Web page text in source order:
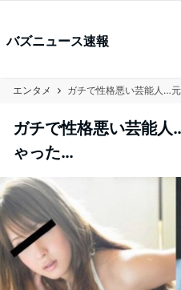
バズニュース速報
エンタメ ガチで性格悪い芸能人…
ガチで性格悪い芸能
ゃった…